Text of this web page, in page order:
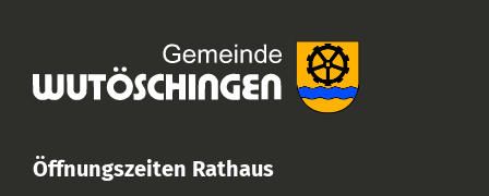
Öffnungszeiten Rathaus